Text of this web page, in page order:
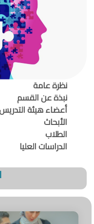
نظرة عامة
نبذة عن القسم
أعضاء هيئة
الأبحاث
الطلاب
الدراسات العليا